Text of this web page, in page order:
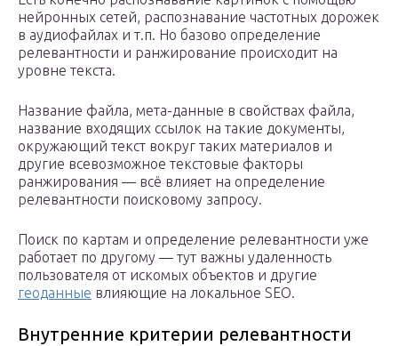
нейронных сетей, распознавание частотных дорожек
в аудиофайлах и т.п. Но базово определение
релевантности и ранжирование происходит на
уровне текста.
Название файла, мета-данные в свойствах файла,
название входящих ссылок на такие документы,
окружающий текст вокруг таких материалов и
другие всевозможное текстовые факторы
ранжирования — всё влияет на определение
релевантности поисковому запросу.
Поиск по картам и определение релевантности уже
работает по другому — тут важны удаленность
пользователя от искомых объектов и другие
геоданные влияющие на локальное SEO.
Внутренние критерии релевантности